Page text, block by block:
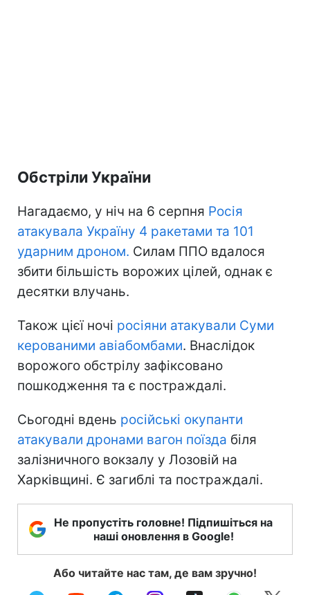
Обстріли України
Нагадаємо, у ніч на 6 серпня Росія
атакувала Україну 4 ракетами та 101
ударним дроном. Силам ППО вдалося
збити більшість ворожих цілей, однак є
десятки влучань.
Також цієї ночі росіяни атакували Суми
керованими авіабомбами. Внаслідок
ворожого обстрілу зафіксовано
пошкодження та є постраждалі.
Сьогодні вдень російські окупанти
атакували дронами вагон поїзда біля
залізничного вокзалу у Лозовій на
Харківщині. Є загиблі та постраждалі.
Не пропустіть головне! Підпишіться на
наші оновлення в Google!
Або читайте нас там, де вам зручно!